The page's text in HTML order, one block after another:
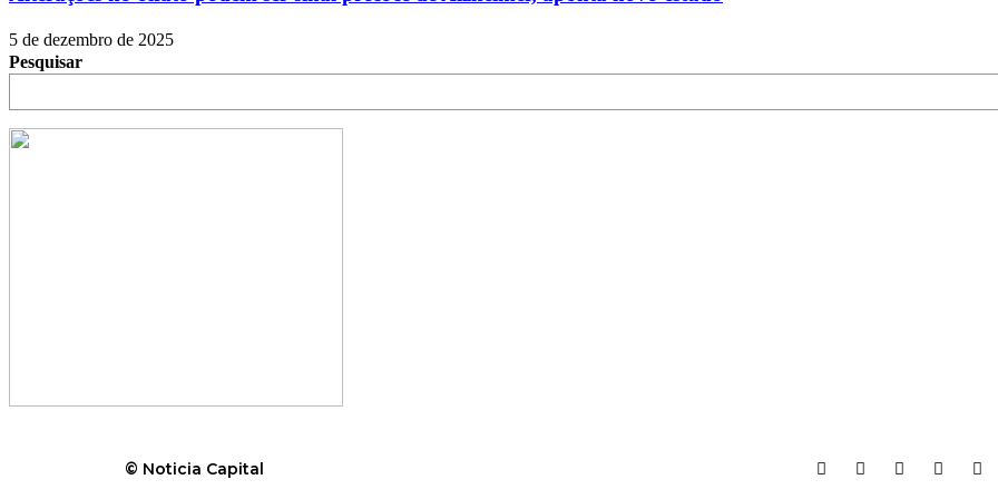
5 de dezembro de 2025
Pesquisar
© Noticia Capital